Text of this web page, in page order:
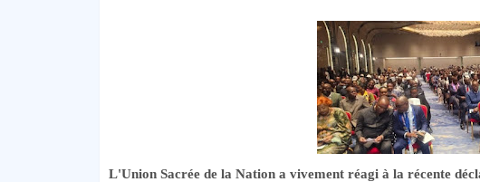
L'Union Sacrée de la Nation a vivement réagi à la récente